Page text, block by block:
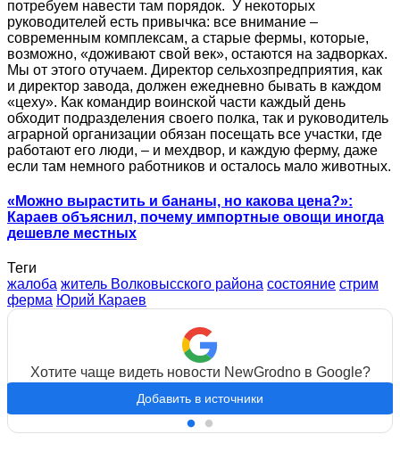
потребуем навести там порядок. У некоторых
руководителей есть привычка: все внимание –
современным комплексам, а старые фермы, которые,
возможно, «доживают свой век», остаются на задворках.
Мы от этого отучаем. Директор сельхозпредприятия, как
и директор завода, должен ежедневно бывать в каждом
«цеху». Как командир воинской части каждый день
обходит подразделения своего полка, так и руководитель
аграрной организации обязан посещать все участки, где
работают его люди, – и мехдвор, и каждую ферму, даже
если там немного работников и осталось мало животных.
«Можно вырастить и бананы, но какова цена?»:
Караев объяснил, почему импортные овощи иногда
дешевле местных
Теги
жалоба житель Волковысского района состояние стрим
ферма Юрий Караев
Хотите чаще видеть новости NewGrodno в Google?
Добавить в источники